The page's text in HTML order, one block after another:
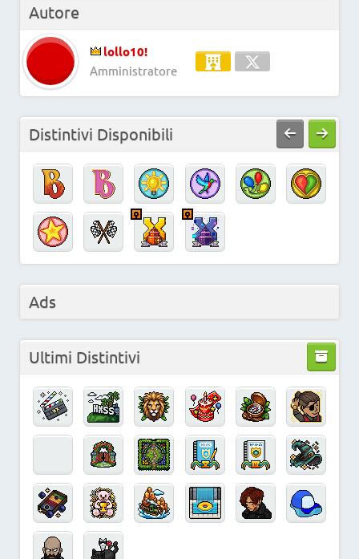
Autore
lollo10!
Amministratore
Distintivi Disponibili
Ads
Ultimi Distintivi